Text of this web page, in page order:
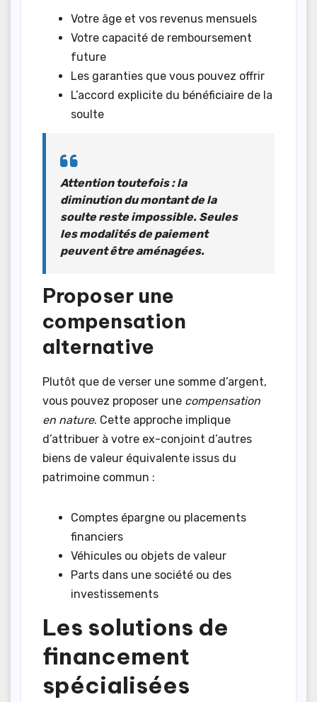
Votre âge et vos revenus mensuels
Votre capacité de remboursement
future
Les garanties que vous pouvez offrir
L’accord explicite du bénéficiaire de la
soulte
Attention toutefois :la
diminution du montant de la
soulte reste impossible. Seules
les modalités de paiement
peuvent être aménagées.
Proposer une
compensation
alternative
Plutôt que de verser une somme d’argent,
vous pouvez proposer une compensation
en nature. Cette approche implique
d’attribuer à votre ex-conjoint d’autres
biens de valeur équivalente issus du
patrimoine commun :
Comptes épargne ou placements
financiers
Véhicules ou objets de valeur
Parts dans une société ou des
investissements
Les solutions de
financement
spécialisées